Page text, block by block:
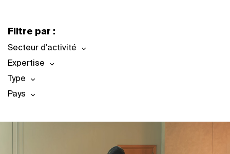
Filtre par :
Secteur d'activité
Expertise
Type
Pays